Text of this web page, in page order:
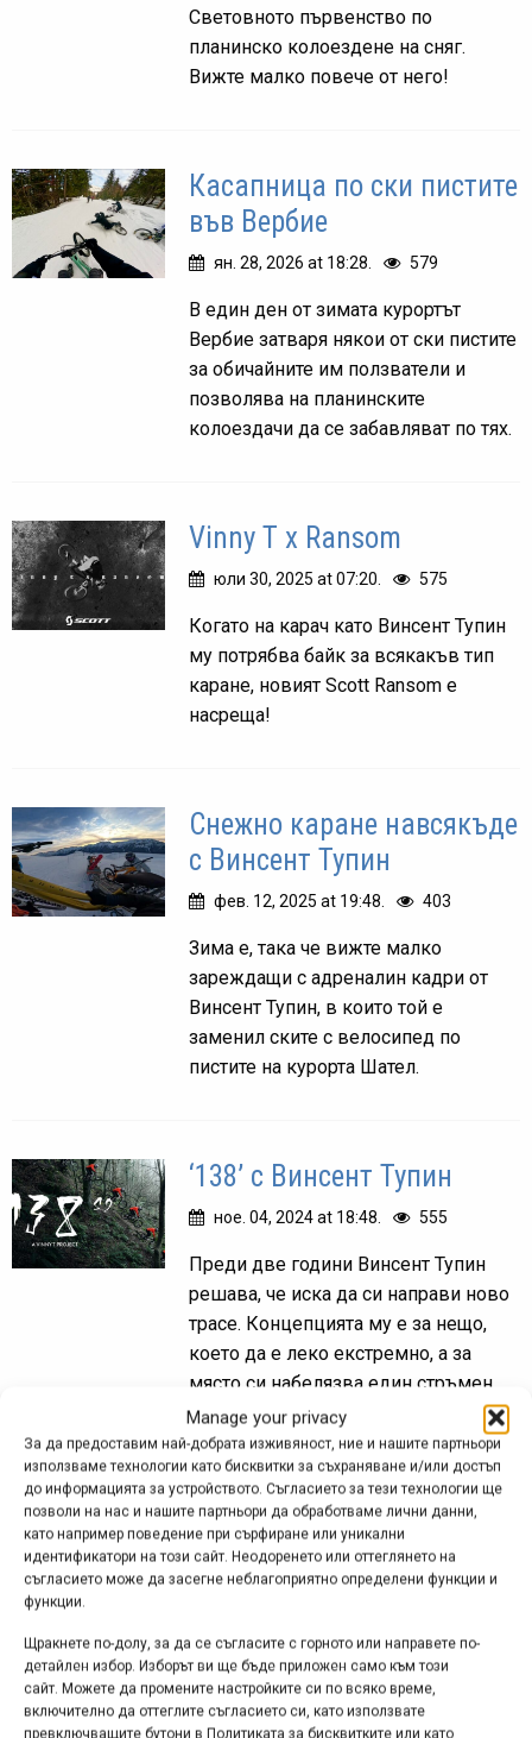
Manage your privacy
За да предоставим най-добрата изживяност, ние и нашите партньори
използваме технологии като бисквитки за съхраняване и/или достъп
до информацията за устройството. Съгласието за тези технологии ще
позволи на нас и нашите партньори да обработваме лични данни,
като например поведение при сърфиране или уникални
идентификатори на този сайт. Неодоренето или оттеглянето на
съгласието може да засегне неблагоприятно определени функции и
функции.
Щракнете по-долу, за да се съгласите с горното или направете по-
детайлен избор. Изборът ви ще бъде приложен само към този
сайт. Можете да промените настройките си по всяко време,
включително да оттеглите съгласието си, като използвате
превключващите бутони в Политиката за бисквитките или като
Световното първенство по
планинско колоездене на сняг.
Вижте малко повече от него!
Касапница по ски пистите
във Вербие
ян. 28, 2026 at 18:28. 579
В един ден от зимата курортът
Вербие затваря някои от ски пистите
за обичайните им ползватели и
позволява на планинските
колоездачи да се забавляват по тях.
Vinny T x Ransom
юли 30, 2025 at 07:20. 575
Когато на карач като Винсент Тупин
му потрябва байк за всякакъв тип
каране, новият Scott Ransom е
насреща!
Снежно каране навсякъде
с Винсент Тупин
фев. 12, 2025 at 19:48. 403
Зима е, така че вижте малко
зареждащи с адреналин кадри от
Винсент Тупин, в които той е
заменил ските с велосипед по
пистите на курорта Шател.
‘138’ с Винсент Тупин
ное. 04, 2024 at 18:48. 555
Преди две години Винсент Тупин
решава, че иска да си направи ново
трасе. Концепцията му е за нещо,
което да е леко екстремно, а за
място си набелязва един стръмен...
Винсент Тупин „в
стръмняка“ с Андреу
Лакондеги
Винсент Тупин има какво да покаже
при всяко излизане с колелото, а
когато в кадър влезе и Андреу